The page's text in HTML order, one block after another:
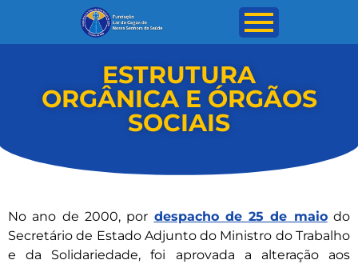
ESTRUTURA
ORGÂNICA E ÓRGÃOS
SOCIAIS
No ano de 2000, por despacho de 25 de maiodo
Secretário de Estado Adjunto do Ministro do Trabalho
e da Solidariedade, foi aprovada a alteração aos